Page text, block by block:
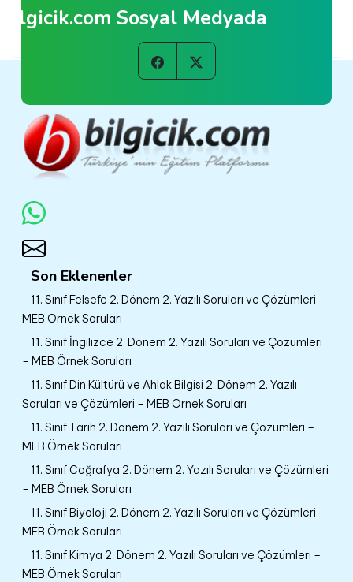
Bilgicik.com Sosyal Medyada
Son Eklenenler
11. Sınıf Felsefe 2. Dönem 2. Yazılı Soruları ve Çözümleri –
MEB Örnek Soruları
11. Sınıf İngilizce 2. Dönem 2. Yazılı Soruları ve Çözümleri
– MEB Örnek Soruları
11. Sınıf Din Kültürü ve Ahlak Bilgisi 2. Dönem 2. Yazılı
Soruları ve Çözümleri – MEB Örnek Soruları
11. Sınıf Tarih 2. Dönem 2. Yazılı Soruları ve Çözümleri –
MEB Örnek Soruları
11. Sınıf Coğrafya 2. Dönem 2. Yazılı Soruları ve Çözümleri
– MEB Örnek Soruları
11. Sınıf Biyoloji 2. Dönem 2. Yazılı Soruları ve Çözümleri –
MEB Örnek Soruları
11. Sınıf Kimya 2. Dönem 2. Yazılı Soruları ve Çözümleri –
MEB Örnek Soruları